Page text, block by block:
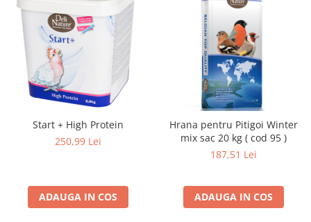
Start + High Protein
250,99 Lei
ADAUGA IN COS
Hrana pentru Pitigoi Winter
mix sac 20 kg ( cod 95 )
187,51 Lei
ADAUGA IN COS